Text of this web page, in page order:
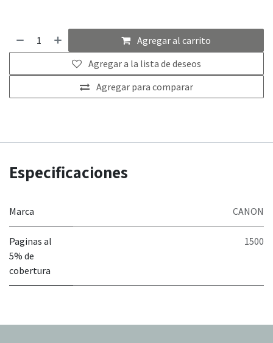
Agregar al carrito
Agregar para comparar
Agregar a la lista de deseos
Especificaciones
Marca CANON
Paginas al
5% de
cobertura
1500